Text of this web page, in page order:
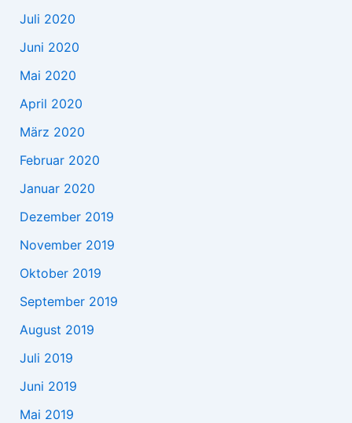
Juli 2020
Juni 2020
Mai 2020
April 2020
März 2020
Februar 2020
Januar 2020
Dezember 2019
November 2019
Oktober 2019
September 2019
August 2019
Juli 2019
Juni 2019
Mai 2019